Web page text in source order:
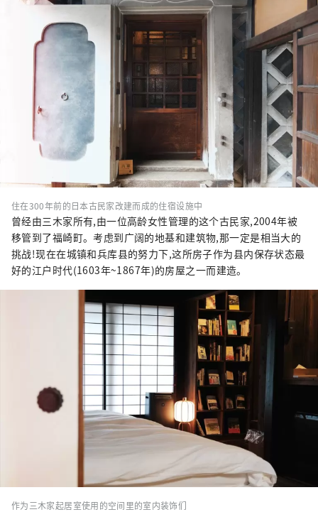
住在300年前的日本古民家改建而成的住宿设施中
曾经由三木家所有,由一位高龄女性管理的这个古民家,2004年被
移管到了福崎町。考虑到广阔的地基和建筑物,那一定是相当大的
挑战!现在在城镇和兵库县的努力下,这所房子作为县内保存状态最
好的江户时代(1603年~1867年)的房屋之一而建造。
作为三木家起居室使用的空间里的室内装饰们